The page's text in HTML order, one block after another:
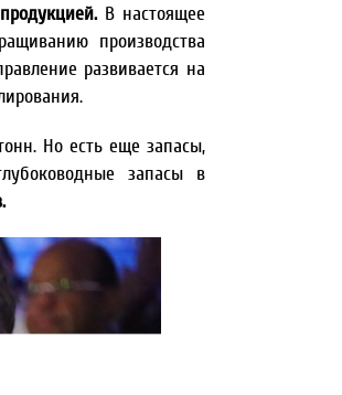
В настоящее
производства
развивается на
Но есть еще запасы,
запасы в